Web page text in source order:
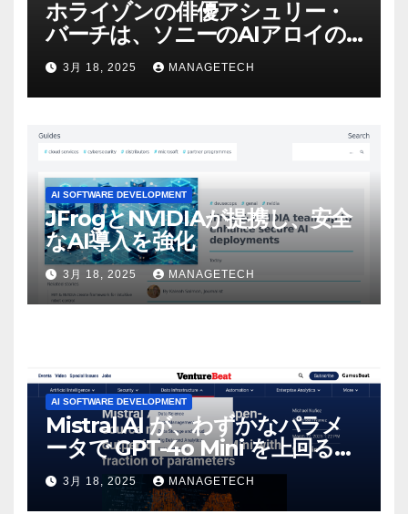
ホライゾンの俳優アシュリー・
バーチは、ソニーのAIアロイの
ビデオを見て「ゲームパフォー
マンスという芸術形式に不安を
感じた」と語る – IGN
3月 18, 2025 MANAGETECH
AI SOFTWARE DEVELOPMENT
JFrogとNVIDIAが提携し、安全
なAI導入を強化
3月 18, 2025 MANAGETECH
AI SOFTWARE DEVELOPMENT
Mistral AI が、わずかなパラメ
ータで GPT-4o Mini を上回る新
しいオープンソース モデルをリ
リース | VentureBeat
3月 18, 2025 MANAGETECH